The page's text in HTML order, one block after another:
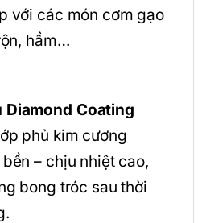
với các món cơm gạo
hầm…
Diamond Coating
phủ kim cương
– chịu nhiệt cao,
bong tróc sau thời